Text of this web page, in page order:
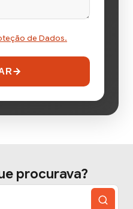
de Dados.
procurava?